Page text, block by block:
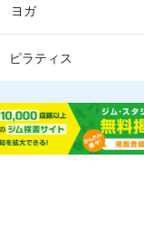
ヨガ
ピラティス